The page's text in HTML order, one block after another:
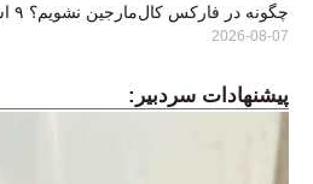
چگونه در فارکس کال‌مارجین نشویم؟ ۹ استراتژی مدیریت ریسک
2026-08-07
پیشنهادات سردبیر: